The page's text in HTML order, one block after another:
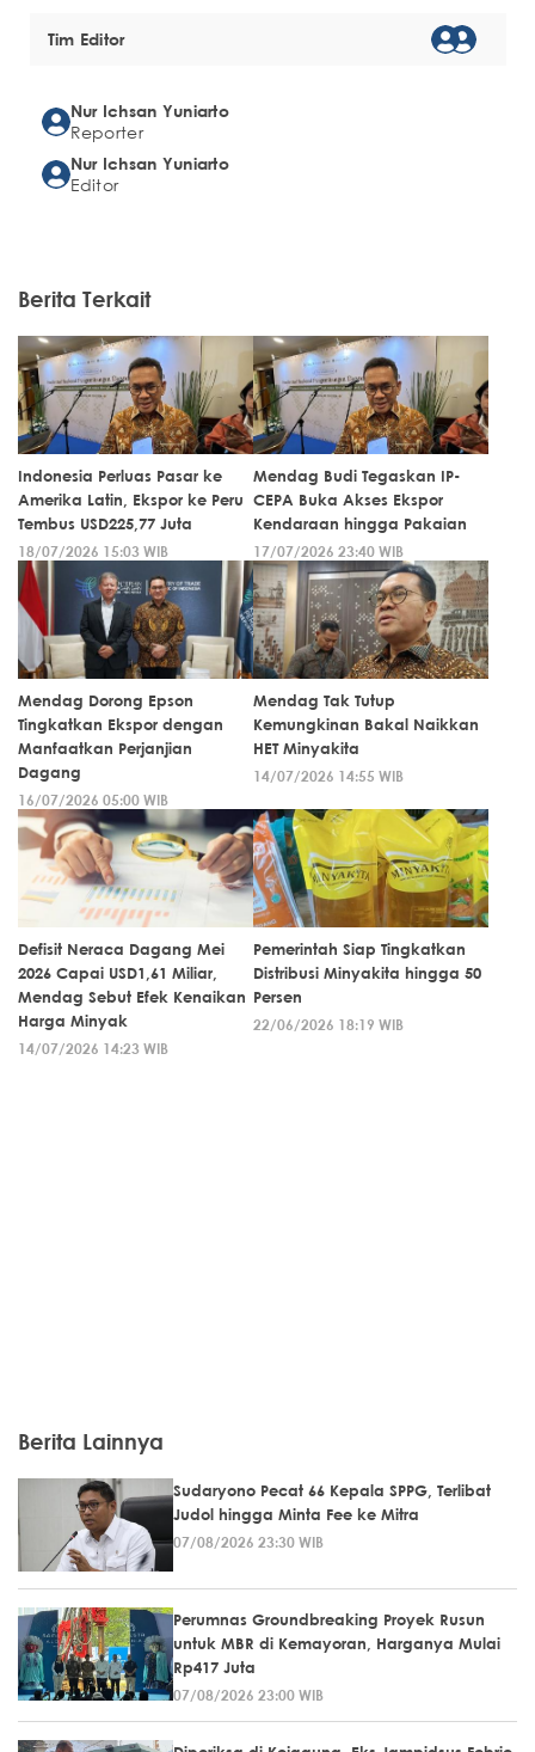
Tim Editor
Nur Ichsan Yuniarto
Reporter
Nur Ichsan Yuniarto
Editor
Berita Terkait
Indonesia Perluas Pasar ke
Amerika Latin, Ekspor ke Peru
Tembus USD225,77 Juta
18/07/2026 15:03 WIB
Mendag Budi Tegaskan IP-
CEPA Buka Akses Ekspor
Kendaraan hingga Pakaian
17/07/2026 23:40 WIB
Mendag Dorong Epson
Tingkatkan Ekspor dengan
Manfaatkan Perjanjian
Dagang
16/07/2026 05:00 WIB
Mendag Tak Tutup
Kemungkinan Bakal Naikkan
HET Minyakita
14/07/2026 14:55 WIB
Defisit Neraca Dagang Mei
2026 Capai USD1,61 Miliar,
Mendag Sebut Efek Kenaikan
Harga Minyak
14/07/2026 14:23 WIB
Pemerintah Siap Tingkatkan
Distribusi Minyakita hingga 50
Persen
22/06/2026 18:19 WIB
Berita Lainnya
Sudaryono Pecat 66 Kepala SPPG, Terlibat
Judol hingga Minta Fee ke Mitra
07/08/2026 23:30 WIB
Perumnas Groundbreaking Proyek Rusun
untuk MBR di Kemayoran, Harganya Mulai
Rp417 Juta
07/08/2026 23:00 WIB